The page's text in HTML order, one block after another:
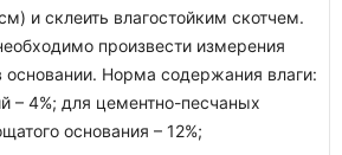
и склеить влагостойким скотчем.
произвести измерения
основании. Норма содержания влаги:
– 4%; для цементно-песчаных
основания – 12%;